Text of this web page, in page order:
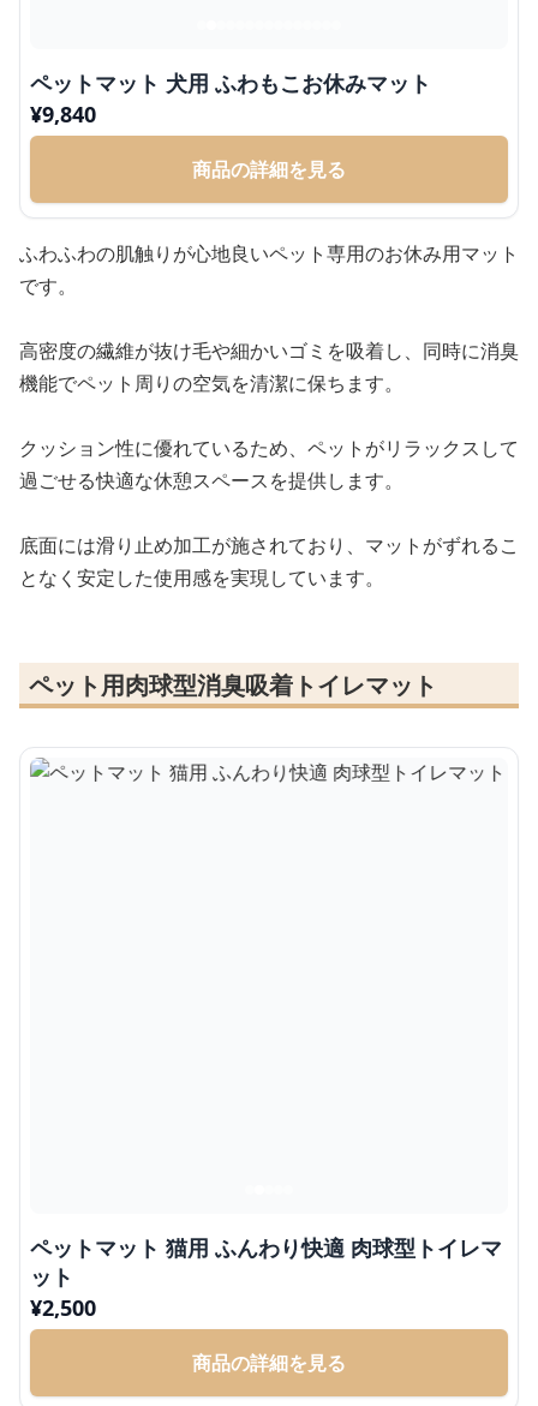
ペットマット 犬用 ふわもこお休みマット
¥9,840
商品の詳細を見る
ふわふわの肌触りが心地良いペット専用のお休み用マット
です。
高密度の繊維が抜け毛や細かいゴミを吸着し、同時に消臭
機能でペット周りの空気を清潔に保ちます。
クッション性に優れているため、ペットがリラックスして
過ごせる快適な休憩スペースを提供します。
底面には滑り止め加工が施されており、マットがずれるこ
となく安定した使用感を実現しています。
ペット用肉球型消臭吸着トイレマット
ペットマット 猫用 ふんわり快適 肉球型トイレマ
ット
¥2,500
商品の詳細を見る